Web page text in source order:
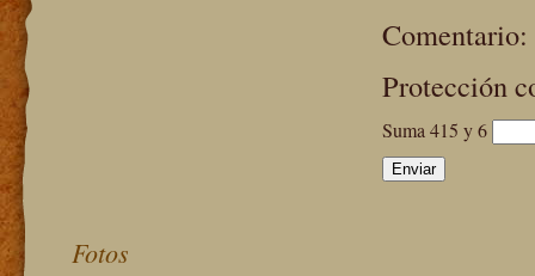
Comentario:
Protección
Suma 415 y 6
Fotos